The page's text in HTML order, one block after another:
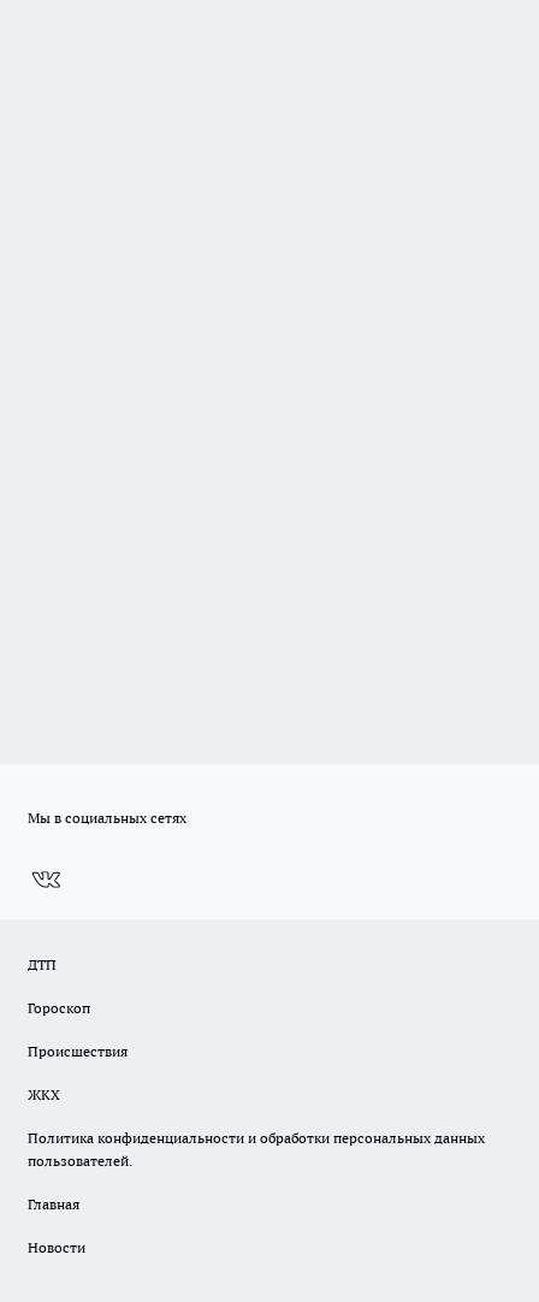
Мы в социальных сетях
ДТП
Гороскоп
Происшествия
ЖКХ
Политика конфиденциальности и обработки персональных данных
пользователей.
Главная
Новости